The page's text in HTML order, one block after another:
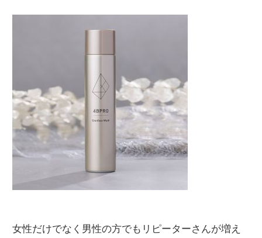
女性だけでなく男性の方でもリピーターさんが増え